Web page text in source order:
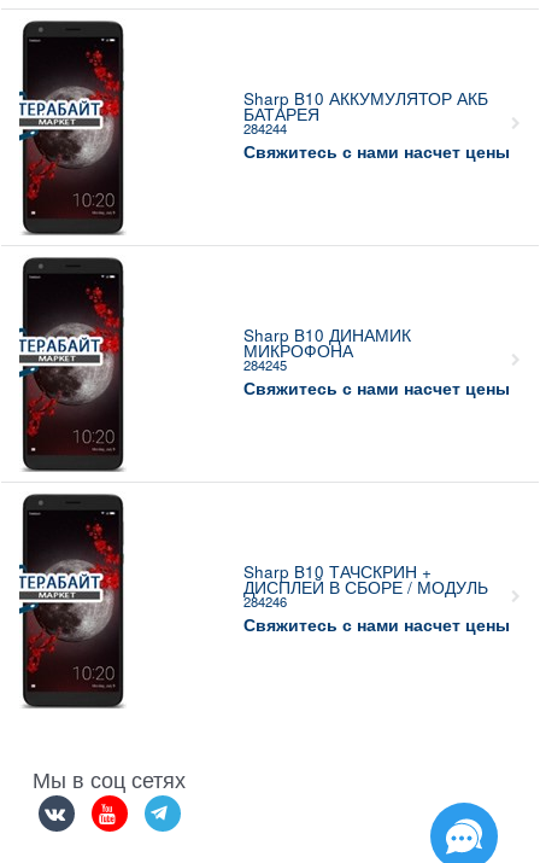
Sharp B10 АККУМУЛЯТОР АКБ
БАТАРЕЯ
284244
Свяжитесь с нами насчет цены
Sharp B10 ДИНАМИК
МИКРОФОНА
284245
Свяжитесь с нами насчет цены
Sharp B10 ТАЧСКРИН +
ДИСПЛЕЙ В СБОРЕ / МОДУЛЬ
284246
Свяжитесь с нами насчет цены
Мы в соц сетях